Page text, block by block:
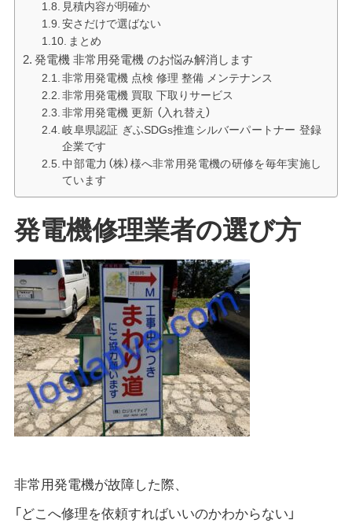
見積内容が明確か
安さだけで選ばない
まとめ
発電機 非常用発電機 のお悩み解消します
非常用発電機 点検 修理 整備 メンテナンス
非常用発電機 買取 下取りサービス
非常用発電機 更新 （入れ替え）
岐阜県認証 ぎふSDGs推進シルバーパートナー 登録
企業です
中部電力（株）様へ非常用発電機の研修を毎年実施し
ています
発電機修理業者の選び方
非常用発電機が故障した際、
「どこへ修理を依頼すればいいのかわからない」